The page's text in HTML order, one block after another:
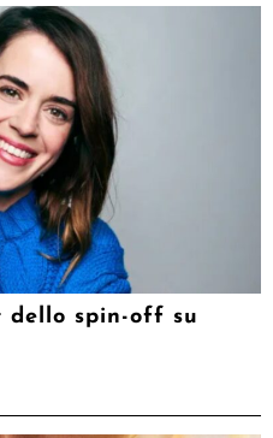
dello spin-off su